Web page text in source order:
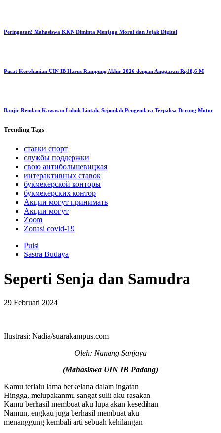
Peringatan! Mahasiswa KKN Diminta Menjaga Moral dan Jejak Digital
Pusat Kerohanian UIN IB Harus Rampung Akhir 2026 dengan Anggaran Rp18,6 M
Banjir Rendam Kawasan Lubuk Lintah, Sejumlah Pengendara Terpaksa Dorong Motor
Trending Tags
ставки спорт
службы поддержки
свою антибольшевицкая
интерактивных ставок
букмекерской конторы
букмекерских контор
Акции могут принимать
Акции могут
Zoom
Zonasi covid-19
Puisi
Sastra Budaya
Seperti Senja dan Samudra
29 Februari 2024
Ilustrasi: Nadia/suarakampus.com
Oleh: Nanang Sanjaya
(Mahasiswa UIN IB Padang)
Kamu terlalu lama berkelana dalam ingatan
Hingga, melupakanmu sangat sulit aku rasakan
Kamu berhasil membuat aku lupa akan kesedihan
Namun, engkau juga berhasil membuat aku
menanggung kembali arti sebuah kehilangan